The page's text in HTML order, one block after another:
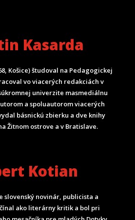
Kasarda
Košice) študoval na Pedagogickej
vo viacerých redakciách v
univerzite masmediálnu
a spoluautorom viacerých
básnickú zbierku a dve knihy
Žitnom ostrove a v Bratislave.
Kotian
slovenský novinár, publicista a
ako literárny kritik a bol pri